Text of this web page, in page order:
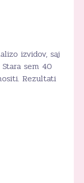
izvidov, saj
sem 40
Rezultati